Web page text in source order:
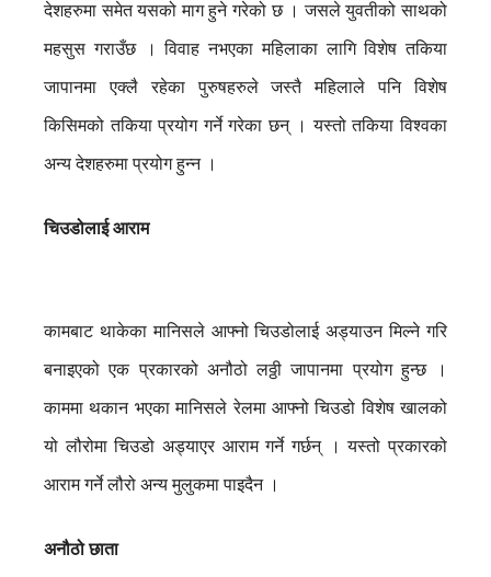
देशहरुमा समेत यसको माग हुने गरेको छ । जसले युवतीको साथको
महसुस गराउँछ । विवाह नभएका महिलाका लागि विशेष तकिया
जापानमा एक्लै रहेका पुरुषहरुले जस्तै महिलाले पनि विशेष
किसिमको तकिया प्रयोग गर्ने गरेका छन् । यस्तो तकिया विश्वका
अन्य देशहरुमा प्रयोग हुन्न ।
चिउडोलाई आराम
कामबाट थाकेका मानिसले आफ्नो चिउडोलाई अड्याउन मिल्ने गरि
बनाइएको एक प्रकारको अनौठो लठ्ठी जापानमा प्रयोग हुन्छ ।
काममा थकान भएका मानिसले रेलमा आफ्नो चिउडो विशेष खालको
यो लौरोमा चिउडो अड्याएर आराम गर्ने गर्छन् । यस्तो प्रकारको
आराम गर्ने लौरो अन्य मुलुकमा पाइदैन ।
अनौठो छाता